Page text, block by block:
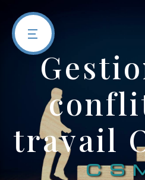
gestion des
travail